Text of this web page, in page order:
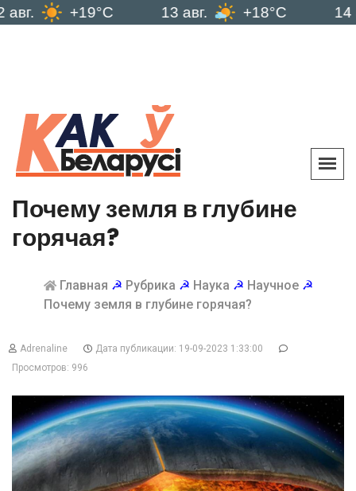
+19°C 13 авг. +18°C 14 авг.
Почему земля в глубине
горячая?
Главная ☭ Рубрика ☭ Наука ☭ Научное ☭
Почему земля в глубине горячая?
Adrenaline
Дата публикации: 19-09-2023 1:33:00
Просмотров: 996